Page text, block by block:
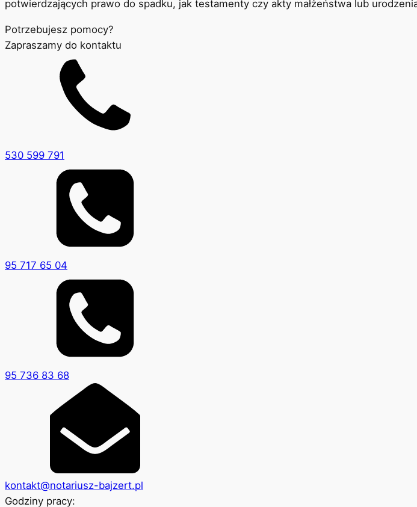
potwierdzających prawo do spadku, jak testamenty czy akty małżeństwa lub
Potrzebujesz pomocy?
Zapraszamy do kontaktu
530 599 791
95 717 65 04
95 736 83 68
kontakt@notariusz-bajzert.pl
Godziny pracy: